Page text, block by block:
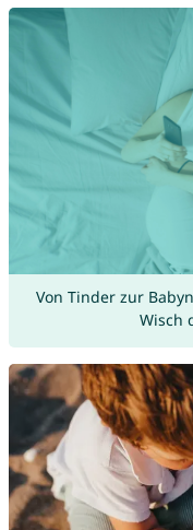
Von Tinder zur
Wisch